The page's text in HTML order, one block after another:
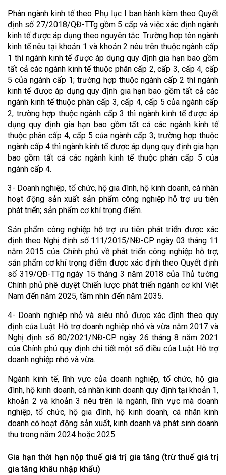
Phân ngành kinh tế theo Phụ lục I ban hành kèm theo Quyết
định số 27/2018/QĐ-TTg gồm 5 cấp và việc xác định ngành
kinh tế được áp dụng theo nguyên tắc: Trường hợp tên ngành
kinh tế nêu tại khoản 1 và khoản 2 nêu trên thuộc ngành cấp
1 thì ngành kinh tế được áp dụng quy định gia hạn bao gồm
tất cả các ngành kinh tế thuộc phân cấp 2, cấp 3, cấp 4, cấp
5 của ngành cấp 1; trường hợp thuộc ngành cấp 2 thì ngành
kinh tế được áp dụng quy định gia hạn bao gồm tất cả các
ngành kinh tế thuộc phân cấp 3, cấp 4, cấp 5 của ngành cấp
2; trường hợp thuộc ngành cấp 3 thì ngành kinh tế được áp
dụng quy định gia hạn bao gồm tất cả các ngành kinh tế
thuộc phân cấp 4, cấp 5 của ngành cấp 3; trường hợp thuộc
ngành cấp 4 thì ngành kinh tế được áp dụng quy định gia hạn
bao gồm tất cả các ngành kinh tế thuộc phân cấp 5 của
ngành cấp 4.
3- Doanh nghiệp, tổ chức, hộ gia đình, hộ kinh doanh, cá nhân
hoạt động sản xuất sản phẩm công nghiệp hỗ trợ ưu tiên
phát triển; sản phẩm cơ khí trọng điểm.
Sản phẩm công nghiệp hỗ trợ ưu tiên phát triển được xác
định theo Nghị định số 111/2015/NĐ-CP ngày 03 tháng 11
năm 2015 của Chính phủ về phát triển công nghiệp hỗ trợ;
sản phẩm cơ khí trọng điểm được xác định theo Quyết định
số 319/QĐ-TTg ngày 15 tháng 3 năm 2018 của Thủ tướng
Chính phủ phê duyệt Chiến lược phát triển ngành cơ khí Việt
Nam đến năm 2025, tầm nhìn đến năm 2035.
4- Doanh nghiệp nhỏ và siêu nhỏ được xác định theo quy
định của Luật Hỗ trợ doanh nghiệp nhỏ và vừa năm 2017 và
Nghị định số 80/2021/NĐ-CP ngày 26 tháng 8 năm 2021
của Chính phủ quy định chi tiết một số điều của Luật Hỗ trợ
doanh nghiệp nhỏ và vừa.
Ngành kinh tế, lĩnh vực của doanh nghiệp, tổ chức, hộ gia
đình, hộ kinh doanh, cá nhân kinh doanh quy định tại khoản 1,
khoản 2 và khoản 3 nêu trên là ngành, lĩnh vực mà doanh
nghiệp, tổ chức, hộ gia đình, hộ kinh doanh, cá nhân kinh
doanh có hoạt động sản xuất, kinh doanh và phát sinh doanh
thu trong năm 2024 hoặc 2025.
Gia hạn thời hạn nộp thuế giá trị gia tăng (trừ thuế giá trị
gia tăng khâu nhập khẩu)